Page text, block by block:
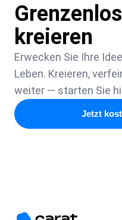
Grenzenlos
kreieren
Erwecken Sie Ihre
Leben. Kreieren,
weiter — starten Sie
Jetzt